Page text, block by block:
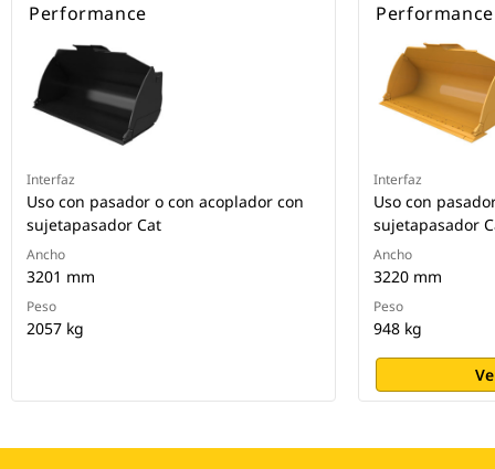
Performance
Interfaz
Uso con pasador o con acoplador con
sujetapasador Cat
Ancho
3201 mm
Peso
2057 kg
Performance
Interfaz
Uso con
sujetapasador
Ancho
3220 mm
Peso
948 kg